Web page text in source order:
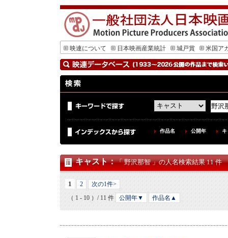
映連について 日本映画産業統計 城戸賞 米国ア
作品名 公開年
キャスト：「 野沢那智 」の人名検索結果 11 件
1 2
次の1件>
（ 1 - 10 ）/ 11 件
公開年▼ 作品名▲